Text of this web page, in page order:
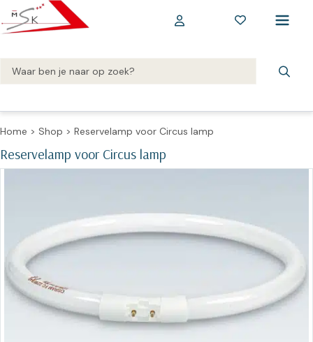
Home > Shop > Reservelamp voor Circus lamp
Reservelamp voor Circus lamp